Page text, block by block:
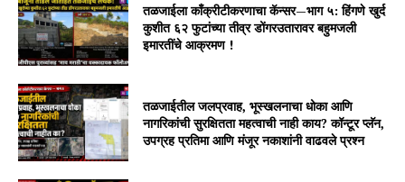
तळजाईला काँक्रीटीकरणाचा कॅन्सर—भाग ५: हिंगणे खुर्द
कुशीत ६२ फुटांच्या तीव्र डोंगरउतारावर बहुमजली
इमारतींचे आक्रमण !
तळजाईतील जलप्रवाह, भूस्खलनाचा धोका आणि
नागरिकांची सुरक्षितता महत्वाची नाही काय? कॉन्टूर प्लॅन,
उपग्रह प्रतिमा आणि मंजूर नकाशांनी वाढवले प्रश्न